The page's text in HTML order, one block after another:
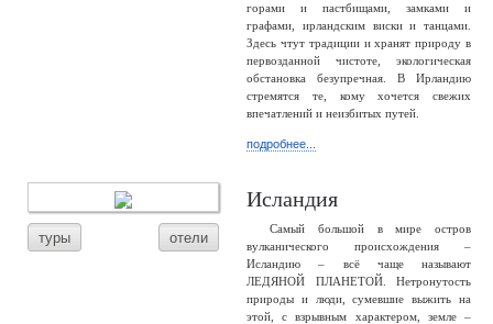
горами и пастбищами, замками и
графами, ирландским виски и танцами.
Здесь чтут традиции и хранят природу в
первозданной чистоте, экологическая
обстановка безупречная. В Ирландию
стремятся те, кому хочется свежих
впечатлений и неизбитых путей.
подробнее...
туры отели
Исландия
Самый большой в мире остров
вулканического происхождения –
Исландию – всё чаще называют
ЛЕДЯНОЙ ПЛАНЕТОЙ. Нетронутость
природы и люди, сумевшие выжить на
этой, с взрывным характером, земле –